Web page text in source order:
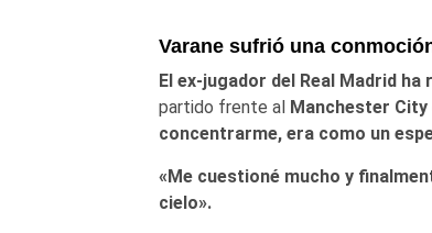
Varane sufrió una
El ex-jugador del Real Madrid
partido frente al Manchester
concentrarme, era como un
«Me cuestioné mucho y
cielo».